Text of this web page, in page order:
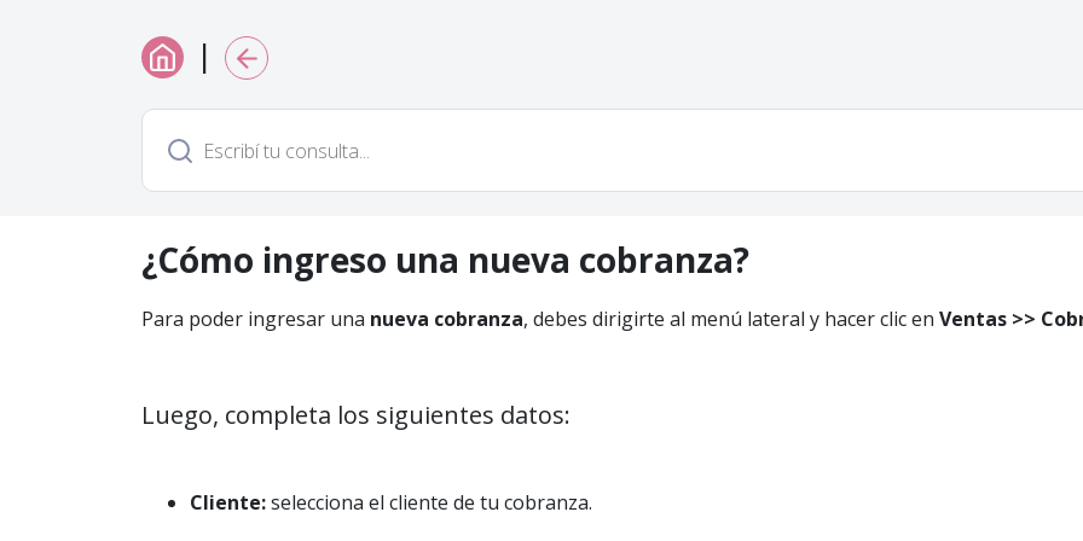
|
¿Cómo ingreso una nueva cobranza?
Para poder ingresar una nueva cobranza, debes dirigirte al menú lateral y hacer clic en Ventas >>
Luego, completa los siguientes datos:
Cliente:selecciona el cliente de tu cobranza.